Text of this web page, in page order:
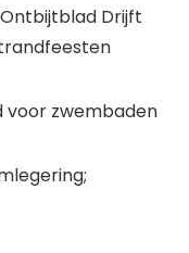
Drijft
voor zwembaden